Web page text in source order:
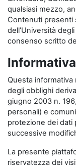
qualsiasi mezzo,
Contenuti presenti
dell’Università
consenso scritto
Questa informativa
degli obblighi
giugno 2003 n.
personali) e
protezione dei dati
successive
La presente
riservatezza dei